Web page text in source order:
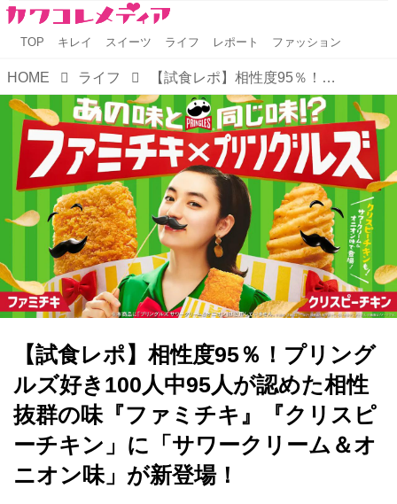
TOP キレイ スイーツ ライフ レポート ファッション
HOME ライフ 【試食レポ】相性度95％！プリングルズ好き100人中95人が認めた相性抜群の味『ファミチキ』『クリスピーチキン」に「サワークリーム＆オニオン味」が新登場！
【試食レポ】相性度95％！プリング
ルズ好き100人中95人が認めた相性
抜群の味『ファミチキ』『クリスピ
ーチキン」に「サワークリーム＆オ
ニオン味」が新登場！